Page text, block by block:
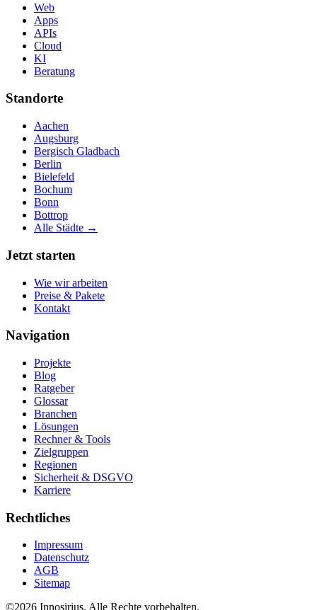
Web
Apps
APIs
Cloud
KI
Beratung
Standorte
Aachen
Augsburg
Bergisch Gladbach
Berlin
Bielefeld
Bochum
Bonn
Bottrop
Alle Städte →
Jetzt starten
Wie wir arbeiten
Preise & Pakete
Kontakt
Navigation
Projekte
Blog
Ratgeber
Glossar
Branchen
Lösungen
Rechner & Tools
Zielgruppen
Regionen
Sicherheit & DSGVO
Karriere
Rechtliches
Impressum
Datenschutz
AGB
Sitemap
©2026 Innosirius. Alle Rechte vorbehalten.